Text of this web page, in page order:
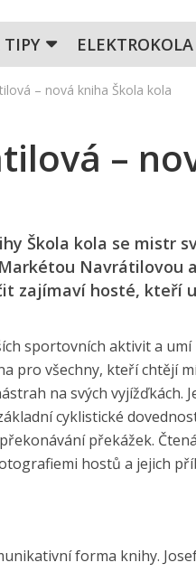
TIPY ELEKTROKOLA
– nová kniha Škola kola
–
Škola kola se mistr
Navrátilovou
zajímaví hosté, kteří
sportovních aktivit a
pro všechny, kteří chtějí
na svých vyjížďkách.
cyklistické
překážek.
hostů a jejich
forma knihy.